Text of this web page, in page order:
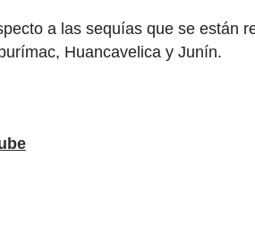
a las sequías que se están
Huancavelica y Junín.